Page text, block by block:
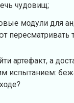
чудовищ;
модули для
пересматривать
артефакт, а
испытанием: